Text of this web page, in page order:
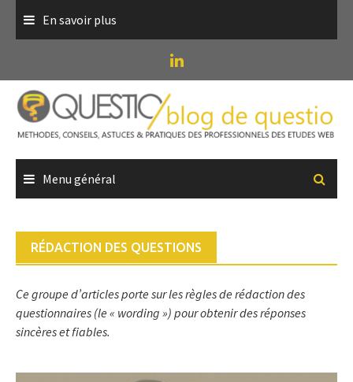
En savoir plus
Menu général
RÉDACTION DES QUESTIONS
Ce groupe d’articles porte sur les règles de rédaction des
questionnaires (le « wording ») pour obtenir des réponses
sincères et fiables.